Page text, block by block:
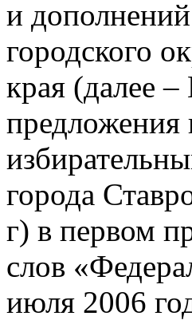
и
городского
края (далее
города
г) в первом
слов
июля